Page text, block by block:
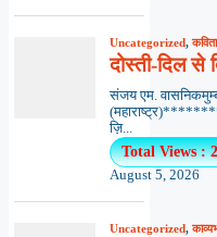
Uncategorized,कविता
दोस्ती-दिल से
संजय एम.
ज़ि...
Total Views :
August 5, 2026
Uncategorized,